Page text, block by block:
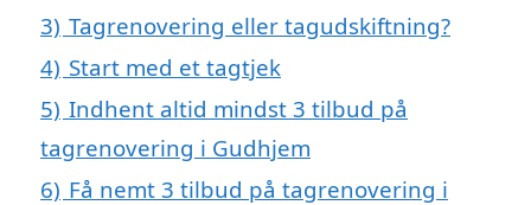
3) Tagrenovering eller tagudskiftning?
4) Start med et tagtjek
5) Indhent altid mindst 3 tilbud på
tagrenovering i Gudhjem
6) Få nemt 3 tilbud på tagrenovering i